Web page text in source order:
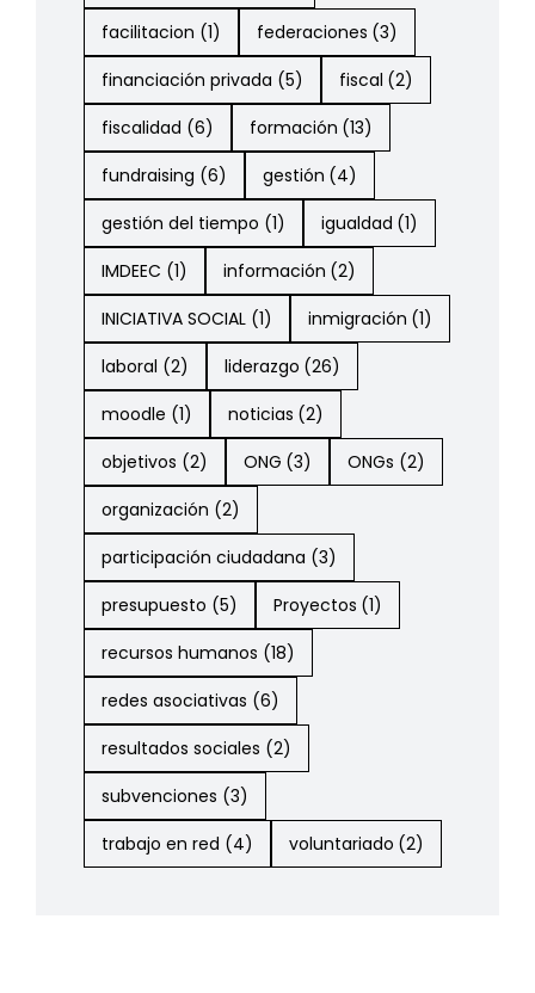
facilitacion (1) federaciones (3)
financiación privada (5) fiscal (2)
fiscalidad (6) formación (13)
fundraising (6) gestión (4)
gestión del tiempo (1) igualdad (1)
IMDEEC (1) información (2)
INICIATIVA SOCIAL (1) inmigración (1)
laboral (2) liderazgo (26)
moodle (1) noticias (2)
objetivos (2) ONG (3) ONGs (2)
organización (2)
participación ciudadana (3)
presupuesto (5) Proyectos (1)
recursos humanos (18)
redes asociativas (6)
resultados sociales (2)
subvenciones (3)
trabajo en red (4) voluntariado (2)